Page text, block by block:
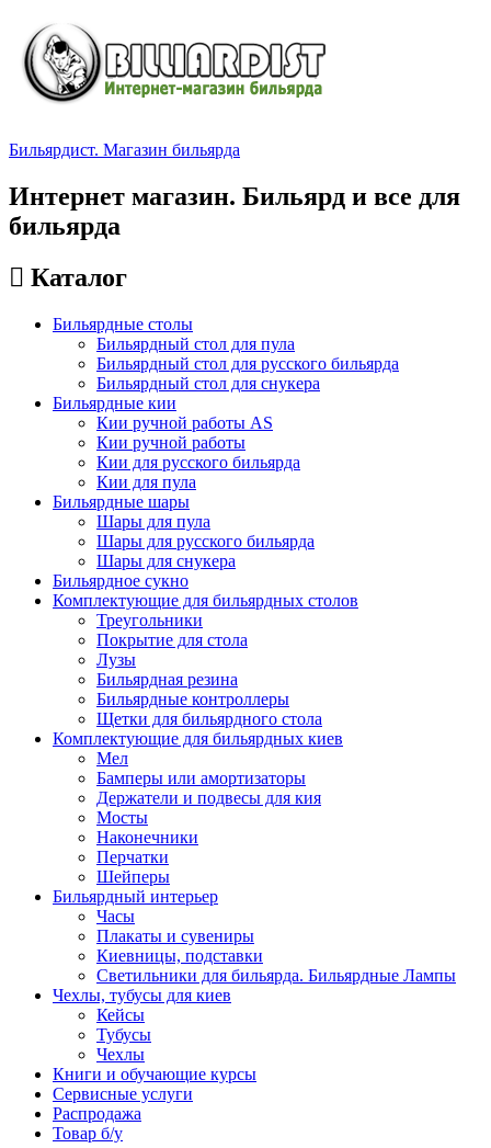
Бильярдист. Магазин бильярда
Интернет магазин. Бильярд и все для
бильярда
Каталог
Бильярдные столы
Бильярдный стол для пула
Бильярдный стол для русского бильярда
Бильярдный стол для снукера
Бильярдные кии
Кии ручной работы AS
Кии ручной работы
Кии для русского бильярда
Кии для пула
Бильярдные шары
Шары для пула
Шары для русского бильярда
Шары для снукера
Бильярдное сукно
Комплектующие для бильярдных столов
Треугольники
Покрытие для стола
Лузы
Бильярдная резина
Бильярдные контроллеры
Щетки для бильярдного стола
Комплектующие для бильярдных киев
Мел
Бамперы или амортизаторы
Держатели и подвесы для кия
Мосты
Наконечники
Перчатки
Шейперы
Бильярдный интерьер
Часы
Плакаты и сувениры
Киевницы, подставки
Светильники для бильярда. Бильярдные Лампы
Чехлы, тубусы для киев
Кейсы
Тубусы
Чехлы
Книги и обучающие курсы
Сервисные услуги
Распродажа
Товар б/у